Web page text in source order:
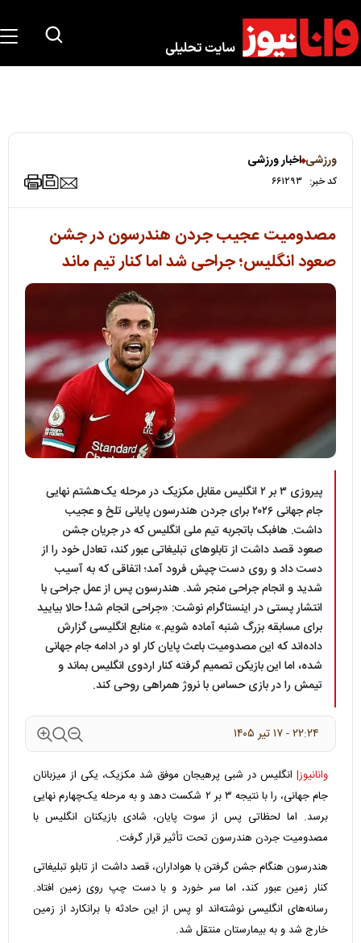
ورزشی اخبار ورزشی
کد خبر: ۶۶۱۲۹۳
مصدومیت عجیب جردن هندرسون در جشن
صعود انگلیس؛ جراحی شد اما کنار تیم ماند
پیروزی ۳ بر ۲ انگلیس مقابل مکزیک در مرحله یک‌هشتم نهایی
جام جهانی ۲۰۲۶ برای جردن هندرسون پایانی تلخ و عجیب
داشت. هافبک باتجربه تیم ملی انگلیس که در جریان جشن
صعود قصد داشت از تابلوهای تبلیغاتی عبور کند، تعادل خود را از
دست داد و روی دست چپش فرود آمد؛ اتفاقی که به آسیب
شدید و انجام جراحی منجر شد. هندرسون پس از عمل جراحی با
انتشار پستی در اینستاگرام نوشت: «جراحی انجام شد! حالا بیایید
برای مسابقه بزرگ شنبه آماده شویم.» منابع انگلیسی گزارش
داده‌اند که این مصدومیت باعث پایان کار او در ادامه جام جهانی
شده، اما این بازیکن تصمیم گرفته کنار اردوی انگلیس بماند و
تیمش را در بازی حساس با نروژ همراهی روحی کند.
۲۲:۲۴ - ۱۷ تير ۱۴۰۵
وانانیوز| انگلیس در شبی پرهیجان موفق شد مکزیک، یکی از میزبانان
جام جهانی، را با نتیجه ۳ بر ۲ شکست دهد و به مرحله یک‌چهارم نهایی
برسد. اما لحظاتی پس از سوت پایان، شادی بازیکنان انگلیس با
مصدومیت جردن هندرسون تحت تأثیر قرار گرفت.
هندرسون هنگام جشن گرفتن با هواداران، قصد داشت از تابلو تبلیغاتی
کنار زمین عبور کند، اما سر خورد و با دست چپ روی زمین افتاد.
رسانه‌های انگلیسی نوشته‌اند او پس از این حادثه با برانکارد از زمین
خارج شد و به بیمارستان منتقل شد.